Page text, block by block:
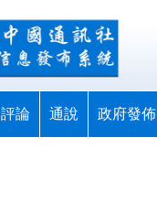
評論 通說 政府發佈